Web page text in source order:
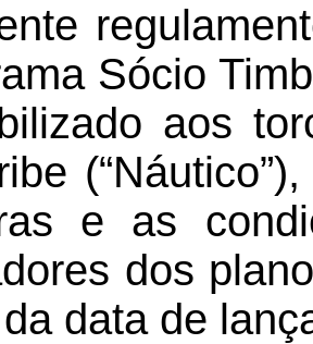
Sócio
aos
e as
dos
data de